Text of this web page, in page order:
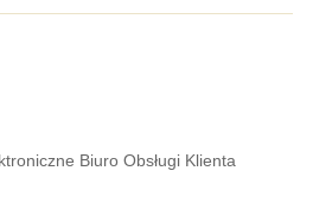
Biuro Obsługi Klienta